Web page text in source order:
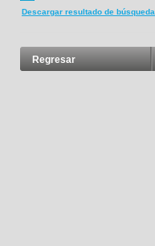
Descargar resultado de búsqueda
Regresar